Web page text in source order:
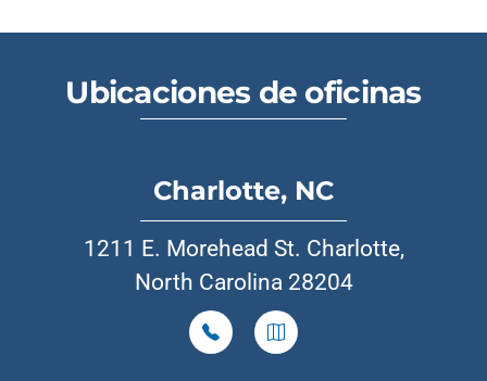
Ubicaciones de oficinas
Charlotte, NC
1211 E. Morehead St. Charlotte,
North Carolina 28204